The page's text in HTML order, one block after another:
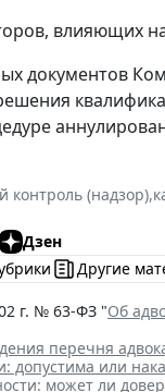
влияющих
документов
контроль (надзор),
Дзен
Другие
г. № 63-ФЗ "Об
перечня
допустима или
может ли